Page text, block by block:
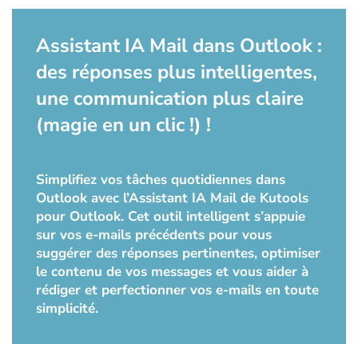
Assistant IA Mail dans Outlook :
des réponses plus intelligentes,
une communication plus claire
(magie en un clic !) !
Simplifiez vos tâches quotidiennes dans
Outlook avec l’Assistant IA Mail de Kutools
pour Outlook. Cet outil intelligent s’appuie
sur vos e-mails précédents pour vous
suggérer des réponses pertinentes, optimiser
le contenu de vos messages et vous aider à
rédiger et perfectionner vos e-mails en toute
simplicité.